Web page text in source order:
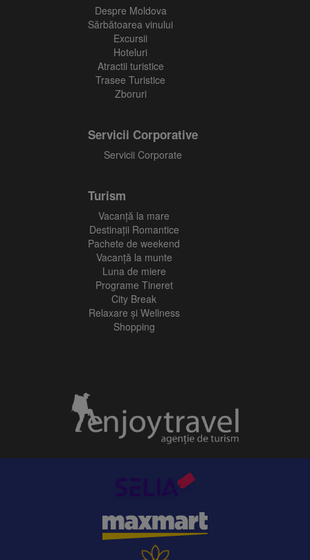
Despre Moldova
Sărbătoarea vinului
Excursii
Hoteluri
Atractii turistice
Trasee Turistice
Zboruri
Servicii Corporative
Servicii Corporate
Turism
Vacanţă la mare
Destinații Romantice
Pachete de weekend
Vacanță la munte
Luna de miere
Programe Tineret
City Break
Relaxare și Wellness
Shopping